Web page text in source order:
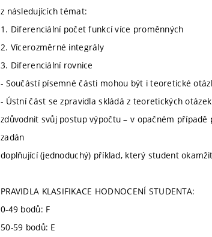
z následujících témat:
1. Diferenciální počet funkcí více proměnných
2. Vícerozměrné integrály
3. Diferenciální rovnice
- Součástí písemné části mohou být i teoretické
- Ústní část se zpravidla skládá z teoretických
zdůvodnit svůj postup výpočtu – v opačném
zadán
doplňující (jednoduchý) příklad, který student
PRAVIDLA KLASIFIKACE HODNOCENÍ STUDENTA:
0-49 bodů: F
50-59 bodů: E